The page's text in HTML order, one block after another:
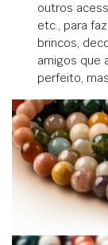
outros
etc., para
brincos,
amigos que
perfeito,